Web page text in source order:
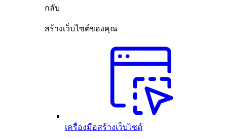
กลับ
สร้างเว็บไซต์ของคุณ
เครื่องมือสร้างเว็บไซต์